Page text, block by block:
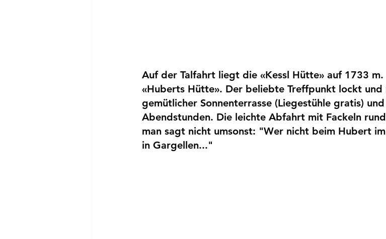
Auf der Talfahrt liegt die «Kessl Hütte» auf 1733
«Huberts Hütte». Der beliebte Treffpunkt lockt und
gemütlicher Sonnenterrasse (Liegestühle gratis)
Abendstunden. Die leichte Abfahrt mit Fackeln
man sagt nicht umsonst: "Wer nicht beim Hubert
in Gargellen..."